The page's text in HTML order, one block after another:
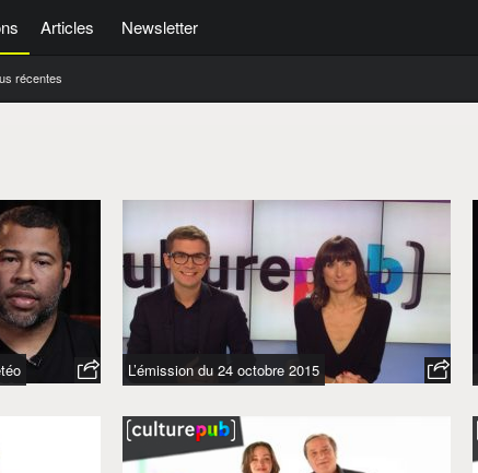
Articles Newsletter
récentes
L’émission du 24 octobre 2015